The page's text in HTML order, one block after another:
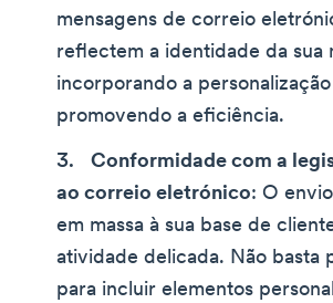
mensagens de correio
reflectem a identidade da sua
incorporando a
promovendo a eficiência.
Conformidade com a
ao correio eletrónico: O
em massa à sua base de
atividade delicada. Não basta
para incluir elementos